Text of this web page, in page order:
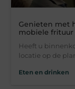
Genieten met
mobiele frituur
Heeft u
locatie op de
Eten en drinken